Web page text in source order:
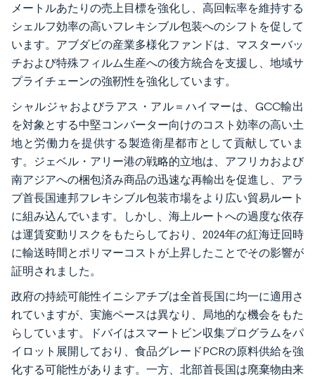
メートルあたりの売上目標を強化し、高回転率を維持する
シェルフ効率の高いフレキシブル包装へのシフトを促して
います。アブダビの産業多様化ファンドは、マスターバッ
チおよび特殊フィルム生産への後方統合を支援し、地域サ
プライチェーンの強靭性を強化しています。
シャルジャおよびラアス・アル＝ハイマーは、GCC輸出
を対象とする中堅コンバーター向けのコスト効率の高い土
地と労働力を提供する製造衛星都市として貢献していま
す。ジェベル・アリー港の戦略的立地は、アフリカおよび
南アジアへの梱包済み商品の迅速な再輸出を促進し、アラ
ブ首長国連邦フレキシブル包装市場をより広い貿易ルート
に組み込んでいます。しかし、海上ルートへの過度な依存
は運賃変動リスクをもたらしており、2024年の紅海迂回時
に輸送時間とポリマーコストが上昇したことでその影響が
証明されました。
政府の持続可能性イニシアチブは全首長国に均一に適用さ
れていますが、実施ペースは異なり、局地的な機会をもた
らしています。ドバイはスマートビン収集プログラムをパ
イロット展開しており、食品グレードPCRの原料供給を強
化する可能性があります。一方、北部首長国は廃棄物由来